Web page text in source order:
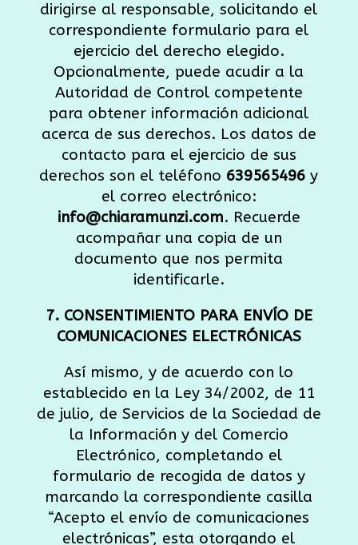
dirigirse al responsable, solicitando el
correspondiente formulario para el
ejercicio del derecho elegido.
Opcionalmente, puede acudir a la
Autoridad de Control competente
para obtener información adicional
acerca de sus derechos. Los datos de
contacto para el ejercicio de sus
derechos son el teléfono 639565496 y
el correo electrónico:
info@chiaramunzi.com. Recuerde
acompañar una copia de un
documento que nos permita
identificarle.
7. CONSENTIMIENTO PARA ENVÍO DE
COMUNICACIONES ELECTRÓNICAS
Así mismo, y de acuerdo con lo
establecido en la Ley 34/2002, de 11
de julio, de Servicios de la Sociedad de
la Información y del Comercio
Electrónico, completando el
formulario de recogida de datos y
marcando la correspondiente casilla
“Acepto el envío de comunicaciones
electrónicas”, esta otorgando el